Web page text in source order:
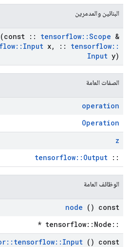
البنائين والمدمرين
(const :: tensorflow::Scope &
:: Input x, :: tensorflow::
Input y)
الصفات العامة
operation
Operation
z
::
tensorflow::Output
الوظائف العامة
node () const
::tensorflow::Node *
:: tensorflow:: Input () const